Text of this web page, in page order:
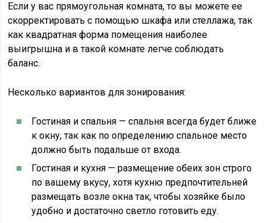
Если у вас прямоугольная комната, то вы можете ее
скорректировать с помощью шкафа или стеллажа, так
как квадратная форма помещения наиболее
выигрышна и в такой комнате легче соблюдать
баланс.
Несколько вариантов для зонирования:
Гостиная и спальня — спальня всегда будет ближе
к окну, так как по определению спальное место
должно быть подальше от входа.
Гостиная и кухня — размещение обеих зон строго
по вашему вкусу, хотя кухню предпочтительней
размещать возле окна так, чтобы хозяйке было
удобно и достаточно светло готовить еду.